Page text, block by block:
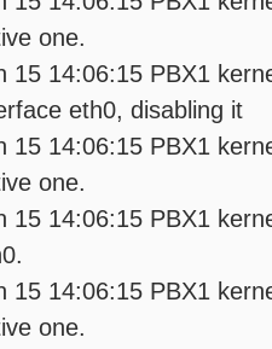
one.
15 14:06:15 PBX1
eth0, disabling it
15 14:06:15 PBX1
one.
15 14:06:15 PBX1
15 14:06:15 PBX1
one.